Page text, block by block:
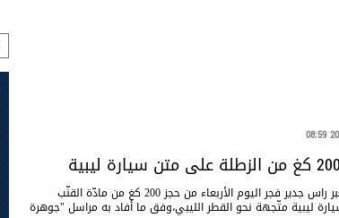
تمكن أعوان الديوانة بمعبر راس جدير فجر اليوم الأربعاء من حجز 200 كغ من مادّة القنّب
ليبية متّجهة نحو القطر الليبي،وفق ما أفاد به مراسل "جوهرة